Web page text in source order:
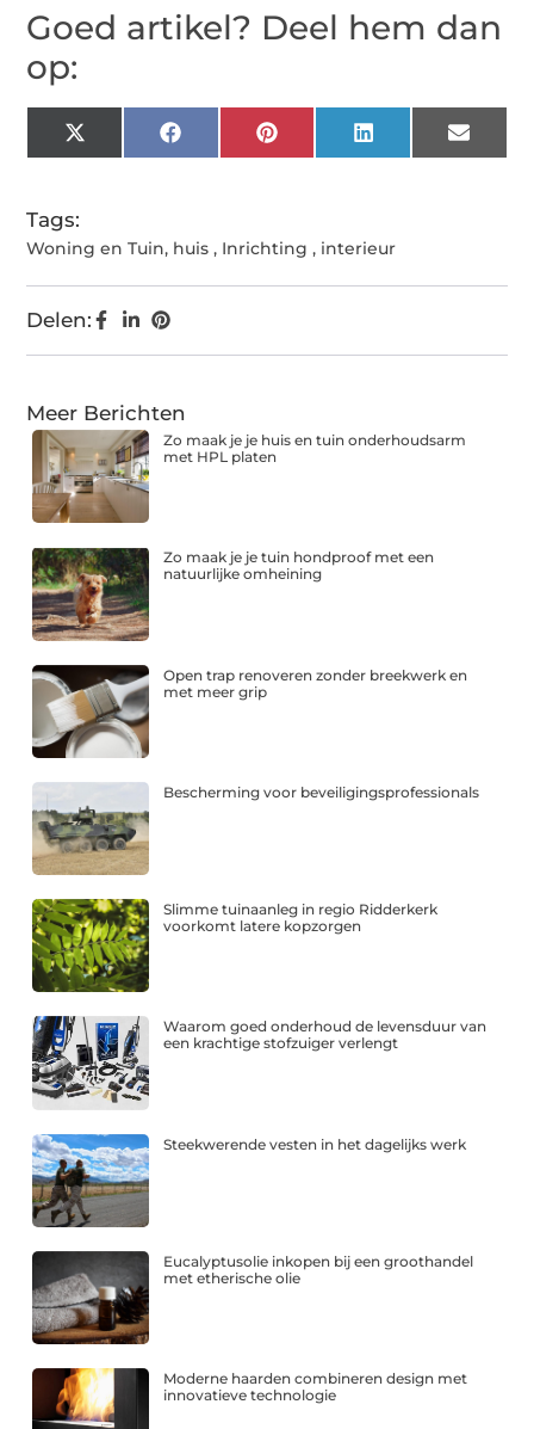
Goed artikel? Deel hem dan
op:
X
(Twitter)
FacebookPinterestLinkedIn Email
Tags:
Woning en Tuin, huis , Inrichting , interieur
Delen:
Meer Berichten
Zo maak je je huis en tuin onderhoudsarm
met HPL platen
Zo maak je je tuin hondproof met een
natuurlijke omheining
Open trap renoveren zonder breekwerk en
met meer grip
Bescherming voor beveiligingsprofessionals
Slimme tuinaanleg in regio Ridderkerk
voorkomt latere kopzorgen
Waarom goed onderhoud de levensduur van
een krachtige stofzuiger verlengt
Steekwerende vesten in het dagelijks werk
Eucalyptusolie inkopen bij een groothandel
met etherische olie
Moderne haarden combineren design met
innovatieve technologie